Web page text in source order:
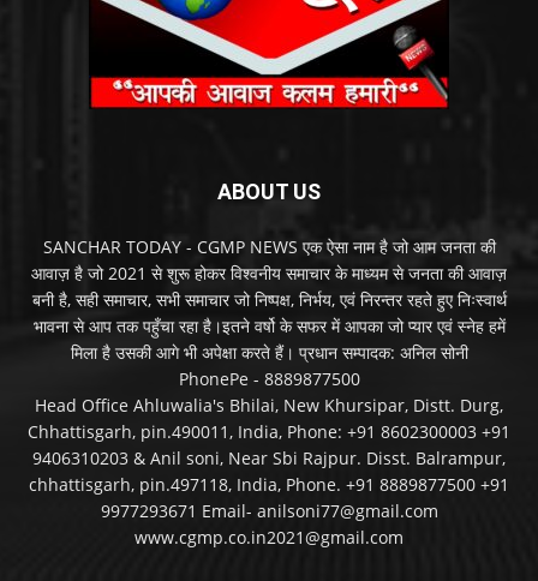
ABOUT US
SANCHAR TODAY - CGMP NEWS एक ऐसा नाम है जो आम जनता की
आवाज़ है जो 2021 से शुरू होकर विश्वनीय समाचार के माध्यम से जनता की आवाज़
बनी है, सही समाचार, सभी समाचार जो निष्पक्ष, निर्भय, एवं निरन्तर रहते हुए निःस्वार्थ
भावना से आप तक पहुँचा रहा है।इतने वर्षो के सफर में आपका जो प्यार एवं स्नेह हमें
मिला है उसकी आगे भी अपेक्षा करते हैं। प्रधान सम्पादक: अनिल सोनी
PhonePe - 8889877500
Head Office Ahluwalia's Bhilai, New Khursipar, Distt. Durg,
Chhattisgarh, pin.490011, India, Phone: +91 8602300003 +91
9406310203 & Anil soni, Near Sbi Rajpur. Disst. Balrampur,
chhattisgarh, pin.497118, India, Phone. +91 8889877500 +91
9977293671 Email- anilsoni77@gmail.com
www.cgmp.co.in2021@gmail.com